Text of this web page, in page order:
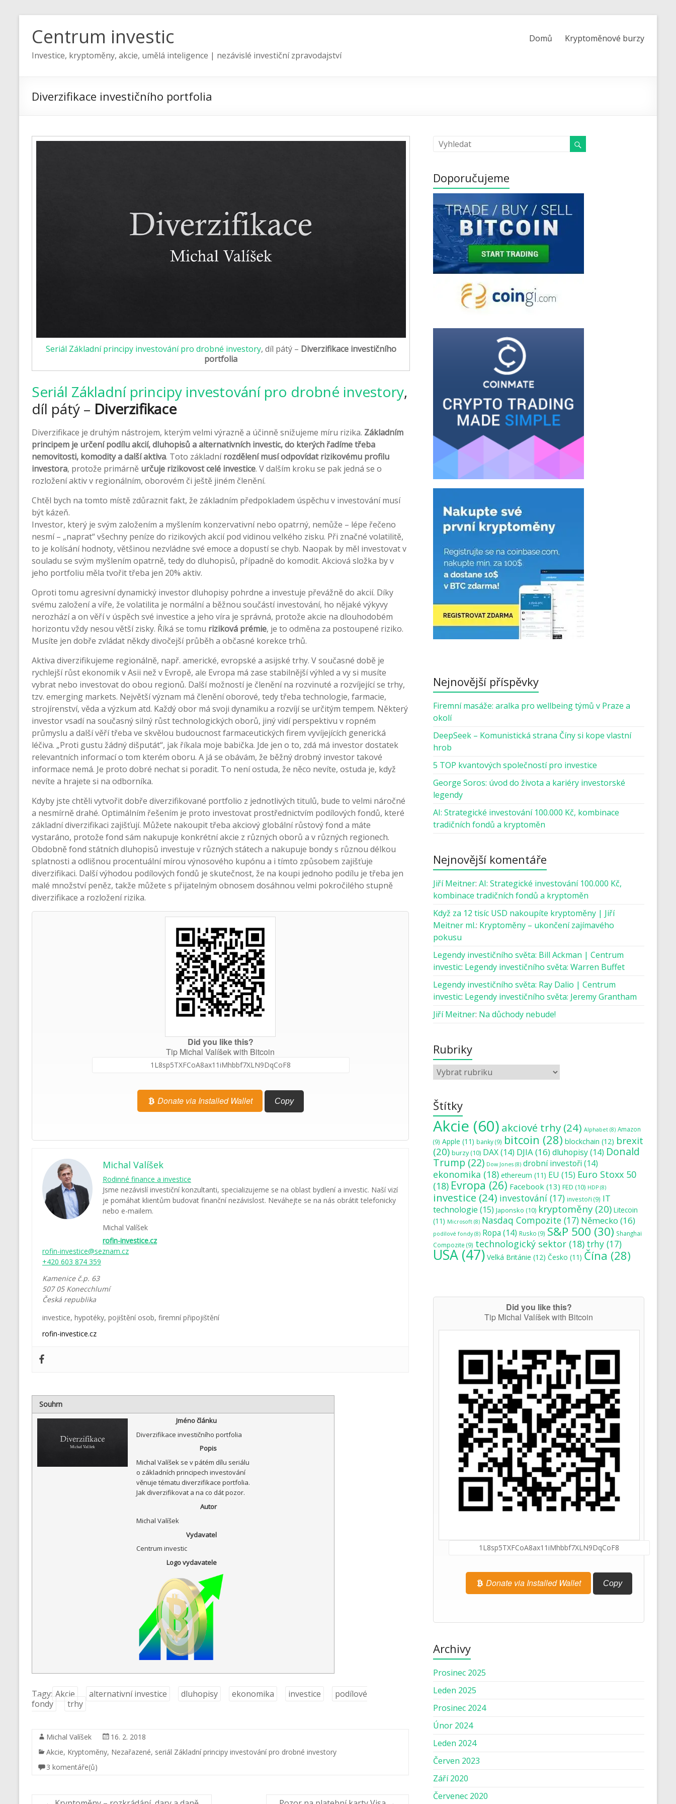
Centrum investic
Investice, kryptoměny, akcie, umělá inteligence | nezávislé investiční zpravodajství
Domů Kryptoměnové burzy
Diverzifikace investičního portfolia
Seriál Základní principy investování pro drobné investory, díl pátý – Diverzifikace investičního
portfolia
Seriál Základní principy investování pro drobné investory,
díl pátý – Diverzifikace
Diverzifikace je druhým nástrojem, kterým velmi výrazně a účinně snižujeme míru rizika. Základním
principem je určení podílu akcií, dluhopisů a alternativních investic, do kterých řadíme třeba
nemovitosti, komodity a další aktiva. Toto základnírozdělení musí odpovídat rizikovému profilu
investora, protože primárně určuje rizikovost celé investice. V dalším kroku se pak jedná se o
rozložení aktiv v regionálním, oborovém či ještě jiném členění.
Chtěl bych na tomto místě zdůraznit fakt, že základním předpokladem úspěchu v investování musí
být kázeň.
Investor, který je svým založením a myšlením konzervativní nebo opatrný, nemůže – lépe řečeno
nesmí – „naprat“ všechny peníze do rizikových akcií pod vidinou velkého zisku. Při značné volatilitě,
to je kolísání hodnoty, většinou nezvládne své emoce a dopustí se chyb. Naopak by měl investovat v
souladu se svým myšlením opatrně, tedy do dluhopisů, případně do komodit. Akciová složka by v
jeho portfoliu měla tvořit třeba jen 20% aktiv.
Oproti tomu agresivní dynamický investor dluhopisy pohrdne a investuje převážně do akcií. Díky
svému založení a víře, že volatilita je normální a běžnou součástí investování, ho nějaké výkyvy
nerozhází a on věří v úspěch své investice a jeho víra je správná, protože akcie na dlouhodobém
horizontu vždy nesou větší zisky. Říká se tomu riziková prémie, je to odměna za postoupené riziko.
Musíte jen dobře zvládat někdy divočejší průběh a občasné korekce trhů.
Aktiva diverzifikujeme regionálně, např. americké, evropské a asijské trhy. V současné době je
rychlejší růst ekonomik v Asii než v Evropě, ale Evropa má zase stabilnější výhled a vy si musíte
vybrat nebo investovat do obou regionů. Další možností je členění na rozvinuté a rozvíjející se trhy,
tzv. emerging markets. Největší význam má členění oborové, tedy třeba technologie, farmacie,
strojírenství, věda a výzkum atd. Každý obor má svoji dynamiku a rozvíjí se určitým tempem. Některý
investor vsadí na současný silný růst technologických oborů, jiný vidí perspektivu v ropném
průmyslu a další věří třeba ve skvělou budoucnost farmaceutických firem vyvíjejících generická
léčiva. „Proti gustu žádný dišputát“, jak říkala moje babička. Jde jen o to, zdá má investor dostatek
relevantních informací o tom kterém oboru. A já se obávám, že běžný drobný investor takové
informace nemá. Je proto dobré nechat si poradit. To není ostuda, že něco nevíte, ostuda je, když
nevíte a hrajete si na odborníka.
Kdyby jste chtěli vytvořit dobře diverzifikované portfolio z jednotlivých titulů, bude to velmi náročné
a nesmírně drahé. Optimálním řešením je proto investovat prostřednictvím podílových fondů, které
základní diverzifikaci zajišťují. Můžete nakoupit třeba akciový globální růstový fond a máte
vystaráno, protože fond sám nakupuje konkrétní akcie z různých oborů a v různých regionech.
Obdobně fond státních dluhopisů investuje v různých státech a nakupuje bondy s různou délkou
splatnosti a odlišnou procentuální mírou výnosového kupónu a i tímto způsobem zajišťuje
diverzifikaci. Další výhodou podílových fondů je skutečnost, že na koupi jednoho podílu je třeba jen
malé množství peněz, takže můžete s přijatelným obnosem dosáhnou velmi pokročilého stupně
diverzifikace a rozložení rizika.
Did you like this?
Tip Michal Valíšek with Bitcoin
Donate via Installed Wallet Copy
Michal Valíšek
Rodinné finance a investice
Jsme nezávislí investiční konzultanti, specializujeme se na oblast bydlení a investic. Naší vizí
je pomáhat klientům budovat finanční nezávislost. Neváhejte se na nás obrátit telefonicky
nebo e-mailem.
Michal Valíšek
rofin-investice.cz
rofin-investice@seznam.cz
+420 603 874 359
Kamenice č.p. 63
507 05 Konecchlumí
Česká republika
investice, hypotéky, pojištění osob, firemní připojištění
rofin-investice.cz
Souhrn
Jméno článku
Diverzifikace investičního portfolia
Popis
Michal Valíšek se v pátém dílu seriálu
o základních principech investování
věnuje tématu diverzifikace portfolia.
Jak diverzifikovat a na co dát pozor.
Autor
Michal Valíšek
Vydavatel
Centrum investic
Logo vydavatele
Tagy: Akcie alternativní investice dluhopisy ekonomika investice
podílové
fondy
trhy
Michal Valíšek
16. 2. 2018
Akcie, Kryptoměny, Nezařazené, seriál Základní principy investování pro drobné investory
3 komentáře(ů)
Doporučujeme
Nejnovější příspěvky
Firemní masáže: aralka pro wellbeing týmů v Praze a
okolí
DeepSeek – Komunistická strana Číny si kope vlastní
hrob
5 TOP kvantových společností pro investice
George Soros: úvod do života a kariéry investorské
legendy
AI: Strategické investování 100.000 Kč, kombinace
tradičních fondů a kryptoměn
Nejnovější komentáře
Jiří Meitner: AI: Strategické investování 100.000 Kč,
kombinace tradičních fondů a kryptoměn
Když za 12 tisíc USD nakoupíte kryptoměny | Jiří
Meitner ml.: Kryptoměny – ukončení zajímavého
pokusu
Legendy investičního světa: Bill Ackman | Centrum
investic: Legendy investičního světa: Warren Buffet
Legendy investičního světa: Ray Dalio | Centrum
investic: Legendy investičního světa: Jeremy Grantham
Jiří Meitner: Na důchody nebude!
Rubriky
Štítky
Akcie (60) akciové trhy (24) Alphabet (8) Amazon
(9) Apple (11) banky(9) bitcoin (28) blockchain (12) brexit
(20) burzy(10) DAX(14) DJIA(16)dluhopisy(14) Donald
Trump (22) Dow Jones (8) drobní investoři (14)
ekonomika (18) ethereum (11) EU (15) Euro Stoxx 50
(18) Evropa (26) Facebook (13) FED (10) HDP (8)
investice (24) investování (17) investoři (9) IT
technologie (15) Japonsko (10) kryptoměny(20) Litecoin
(11) Microsoft (8) Nasdaq Compozite (17) Německo (16)
podílové fondy(8) Ropa (14) Rusko (9) S&P 500 (30) Shanghai
Compozite (9) technologický sektor (18) trhy (17)
USA (47) Velká Británie (12) Česko (11) Čína (28)
Did you like this?
Tip Michal Valíšek with Bitcoin
Donate via Installed Wallet Copy
Archivy
Prosinec 2025
Leden 2025
Prosinec 2024
Únor 2024
Leden 2024
Červen 2023
Září 2020
Červenec 2020